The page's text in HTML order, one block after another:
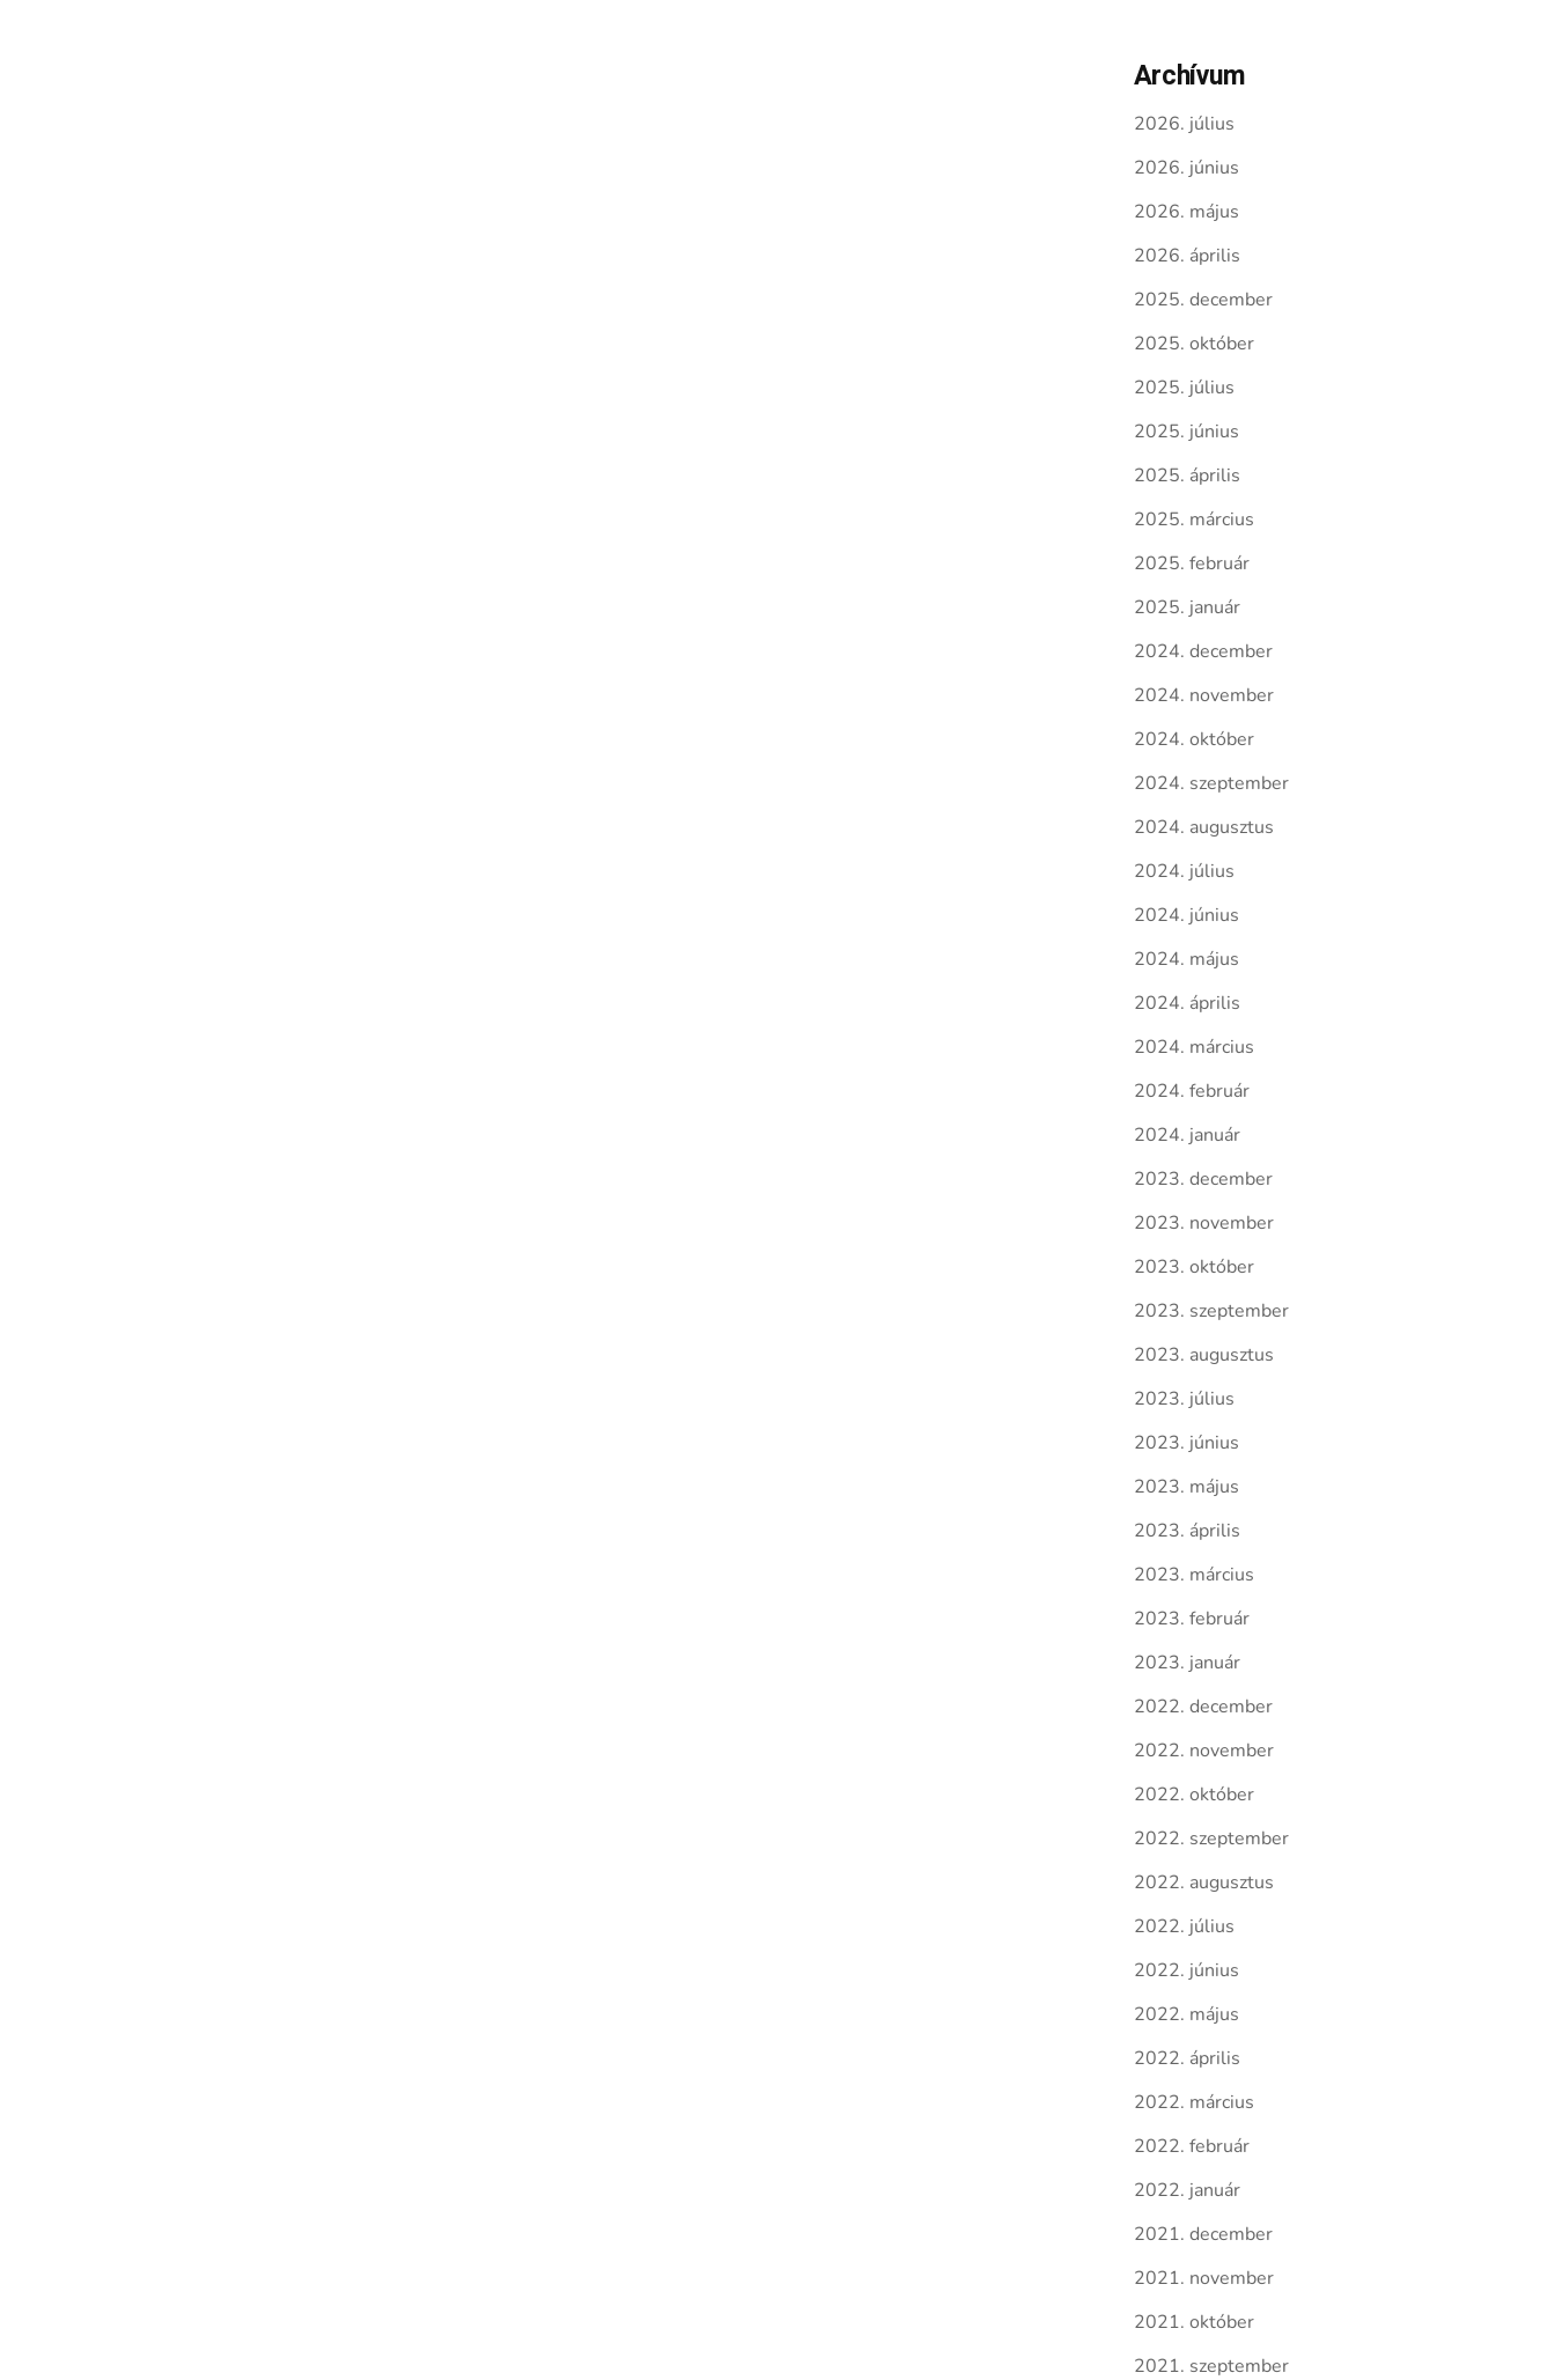
Archívum
2026. július
2026. június
2026. május
2026. április
2025. december
2025. október
2025. július
2025. június
2025. április
2025. március
2025. február
2025. január
2024. december
2024. november
2024. október
2024. szeptember
2024. augusztus
2024. július
2024. június
2024. május
2024. április
2024. március
2024. február
2024. január
2023. december
2023. november
2023. október
2023. szeptember
2023. augusztus
2023. július
2023. június
2023. május
2023. április
2023. március
2023. február
2023. január
2022. december
2022. november
2022. október
2022. szeptember
2022. augusztus
2022. július
2022. június
2022. május
2022. április
2022. március
2022. február
2022. január
2021. december
2021. november
2021. október
2021. szeptember